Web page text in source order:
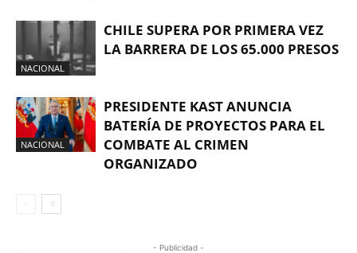
NACIONAL
CHILE SUPERA POR PRIMERA VEZ
LA BARRERA DE LOS 65.000 PRESOS
NACIONAL
PRESIDENTE KAST ANUNCIA
BATERÍA DE PROYECTOS PARA EL
COMBATE AL CRIMEN
ORGANIZADO
- Publicidad -